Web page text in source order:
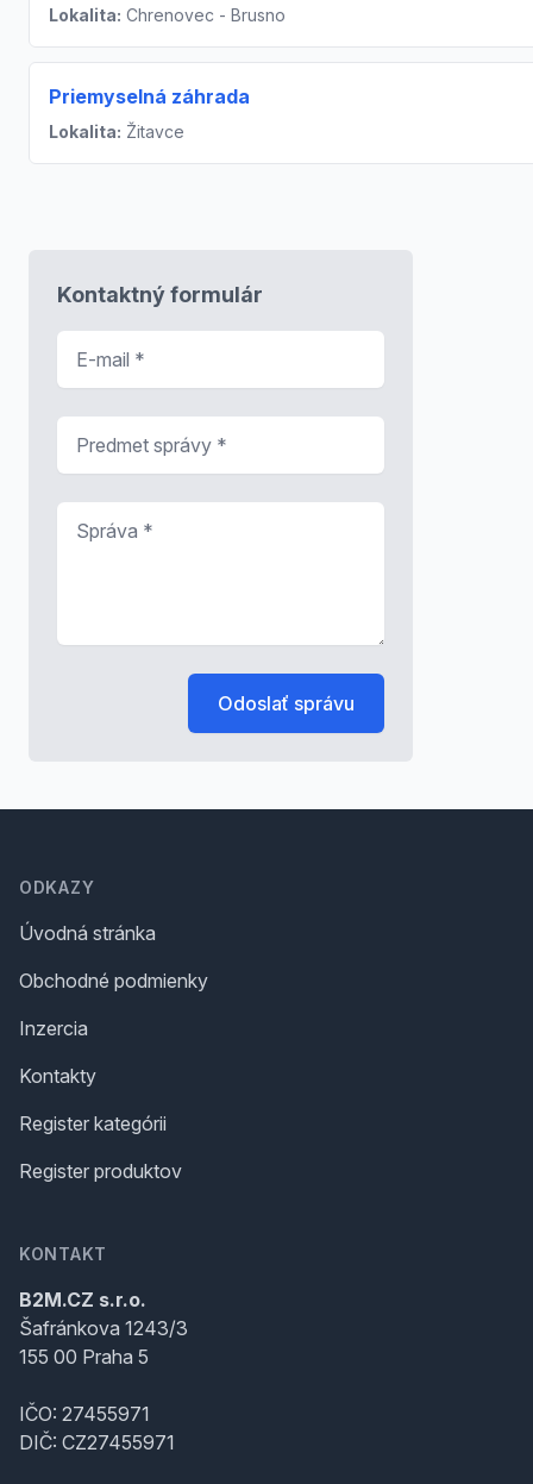
Lokalita: Chrenovec - Brusno
Priemyselná záhrada
Lokalita: Žitavce
Kontaktný formulár
Odoslať správu
ODKAZY
Úvodná stránka
Obchodné podmienky
Inzercia
Kontakty
Register kategórii
Register produktov
KONTAKT
B2M.CZ s.r.o.
Šafránkova 1243/3
155 00 Praha 5
IČO: 27455971
DIČ: CZ27455971